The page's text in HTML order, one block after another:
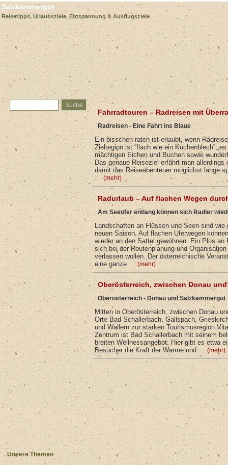
Salzkammergut
Reisetipps, Urlaubsziele, Entspannung & Ausflugsziele
Unsere Themen
Fahrradtouren – Radreisen mit
Radreisen - Eine Fahrt ins Blaue
Ein bisschen raten ist erlaubt, wenn
Zielregion ist “flach wie ein Kuchenblech”,
mächtigen Eichen und Buchen sowie
Das genaue Reiseziel erfährt man
damit das Reiseabenteuer möglichst lange
… (mehr)
Radurlaub – Auf flachen Wegen
Am Seeufer entlang können sich Radler
Landschaften an Flüssen und Seen sind
neuen Saison. Auf flachen Uferwegen
wieder an den Sattel gewöhnen. Ein Plus
sich bei der Routenplanung und
verlassen wollen. Der österreichische
eine ganze …(mehr)
Oberösterreich, zwischen Donau
Oberösterreich - Donau und Salzkammergut
Mitten in Oberösterreich, zwischen Donau
Orte Bad Schallerbach, Gallspach,
und Wallern zur starken Tourismusregion
Zentrum ist Bad Schallerbach mit seinem
breiten Wellnessangebot: Hier gibt es etwa
Besucher die Kraft der Wärme und … (mehr)